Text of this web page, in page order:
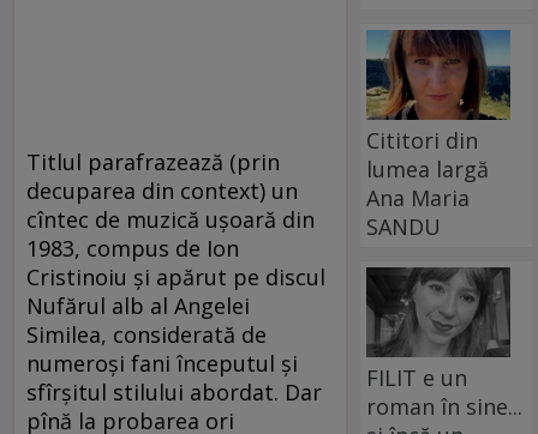
Titlul parafrazează (prin
decuparea din context) un
cîntec de muzică uşoară din
1983, compus de Ion
Cristinoiu şi apărut pe discul
Nufărul alb al Angelei
Similea, considerată de
numeroşi fani începutul şi
sfîrşitul stilului abordat. Dar
pînă la probarea ori
Cititori din
lumea largă
Ana Maria
SANDU
FILIT e un
roman în sine...